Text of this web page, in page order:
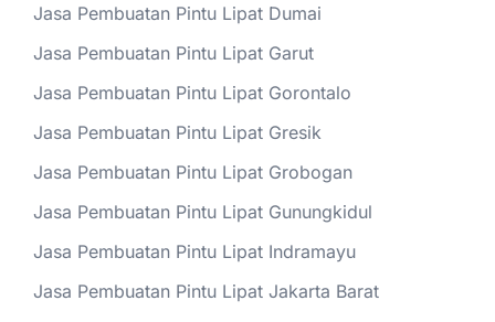
Jasa Pembuatan Pintu Lipat Dumai
Jasa Pembuatan Pintu Lipat Garut
Jasa Pembuatan Pintu Lipat Gorontalo
Jasa Pembuatan Pintu Lipat Gresik
Jasa Pembuatan Pintu Lipat Grobogan
Jasa Pembuatan Pintu Lipat Gunungkidul
Jasa Pembuatan Pintu Lipat Indramayu
Jasa Pembuatan Pintu Lipat Jakarta Barat